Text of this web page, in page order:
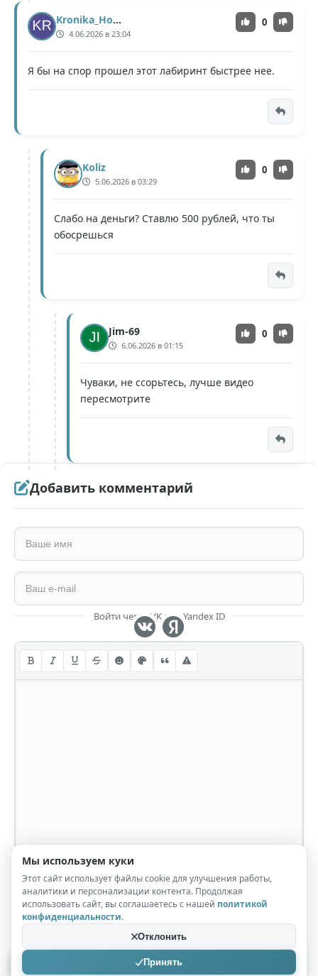
Kronika_Hourglass
4.06.2026 в 23:04
0
Я бы на спор прошел этот лабиринт быстрее нее.
Koliz
5.06.2026 в 03:29
0
Слабо на деньги? Ставлю 500 рублей, что ты
обосрешься
Jim-69
6.06.2026 в 01:15
0
Чуваки, не ссорьтесь, лучше видео
пересмотрите
Добавить комментарий
Войти через VK или Yandex ID
Отправить
Мы используем куки
Этот сайт использует файлы cookie для улучшения работы,
аналитики и персонализации контента. Продолжая
использовать сайт, вы соглашаетесь с нашей политикой
конфиденциальности.
Отклонить
Принять